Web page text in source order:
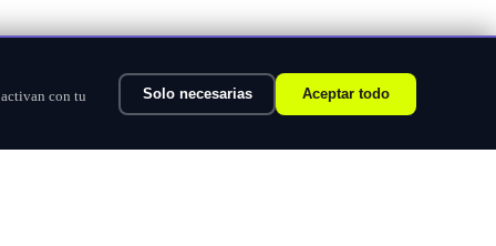
con tu Solo necesarias Aceptar todo